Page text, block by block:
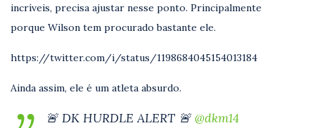
incríveis, precisa ajustar nesse ponto. Principalmente
porque Wilson tem procurado bastante ele.
https://twitter.com/i/status/1198684045154013184
Ainda assim, ele é um atleta absurdo.
🚨 DK HURDLE ALERT 🚨@dkm14